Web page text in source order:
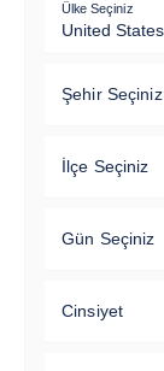
Ülke Seçiniz
Şehir Seçiniz
İlçe Seçiniz
Gün Seçiniz
Cinsiyet